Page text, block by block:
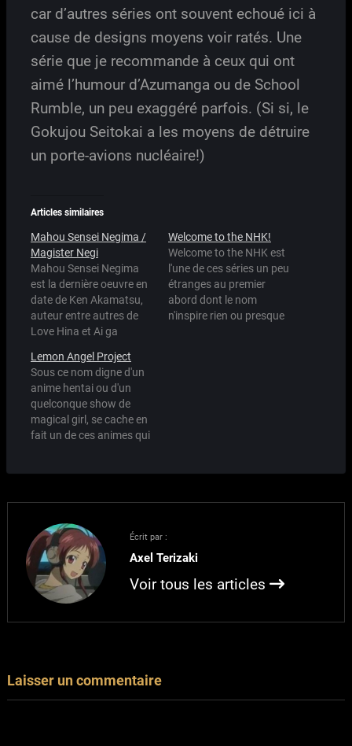
car d’autres séries ont souvent echoué ici à
cause de designs moyens voir ratés. Une
série que je recommande à ceux qui ont
aimé l’humour d’Azumanga ou de School
Rumble, un peu exaggéré parfois. (Si si, le
Gokujou Seitokai a les moyens de détruire
un porte-avions nucléaire!)
Articles similaires
Mahou Sensei Negima /
Magister Negi
Mahou Sensei Negima
est la dernière oeuvre en
date de Ken Akamatsu,
auteur entre autres de
Love Hina et Ai ga
comme AI Non Stop chez
nous, voir mon
précédent billet à ce
sujet), nous gratifie
encore une fois d'une
comédie haute en
morceaux…
Welcome to the NHK!
Welcome to the NHK est
l'une de ces séries un peu
étranges au premier
abord dont le nom
n'inspire rien ou presque
Lemon Angel Project
Sous ce nom digne d'un
anime hentai ou d'un
quelconque show de
magical girl, se cache en
fait un de ces animes qui
longtemps Full moon
wo…
Écrit par :
Axel Terizaki
Voir tous les articles
Laisser un commentaire